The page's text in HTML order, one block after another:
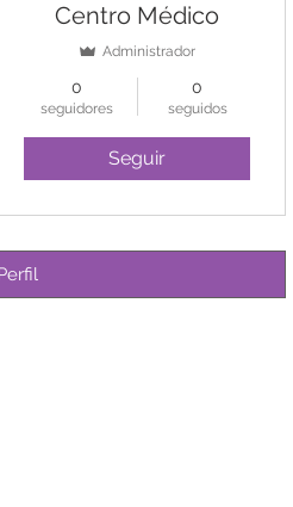
Centro Médico
Administrador
0
seguidores
0
seguidos
Seguir